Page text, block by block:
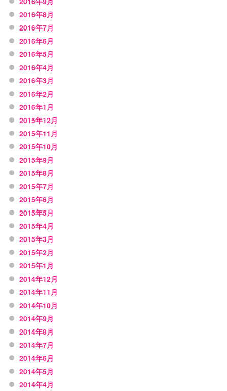
2016年8月
2016年7月
2016年6月
2016年5月
2016年4月
2016年3月
2016年2月
2016年1月
2015年12月
2015年11月
2015年10月
2015年9月
2015年8月
2015年7月
2015年6月
2015年5月
2015年4月
2015年3月
2015年2月
2015年1月
2014年12月
2014年11月
2014年10月
2014年9月
2014年8月
2014年7月
2014年6月
2014年5月
2014年4月